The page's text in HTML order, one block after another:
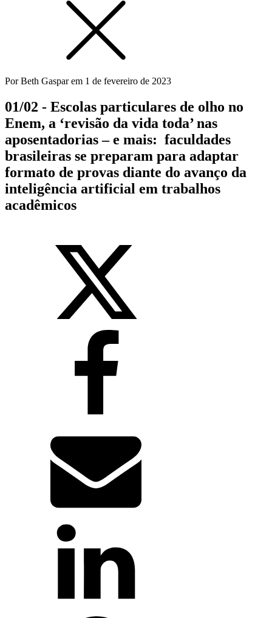
PorBeth Gasparem 1 de fevereiro de 2023
01/02 - Escolas particulares de olho no
Enem, a ‘revisão da vida toda’ nas
aposentadorias – e mais: faculdades
brasileiras se preparam para adaptar
formato de provas diante do avanço da
inteligência artificial em trabalhos
acadêmicos